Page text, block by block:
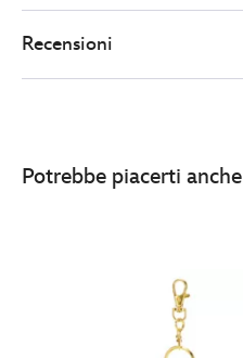
feed-
walt-
http://schema.org/OutOfStock
Recensioni
Potrebbe piacerti anche